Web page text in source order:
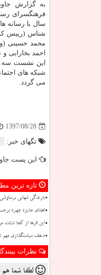
به گزارش
فرهنگسرای
سال با رسانه
شناس (رییس
محمد حسینی
احمد بخارایی
شبكه های
می گردد.
1397/08/28
تگهای خبر:
این پست
تازه ترین
بارندگی شهابی
اهدای جایزه چهره
این فرها از کجا نشئت
ضعف سیاستگذاری مهم
نظرات
لطفا شما هم